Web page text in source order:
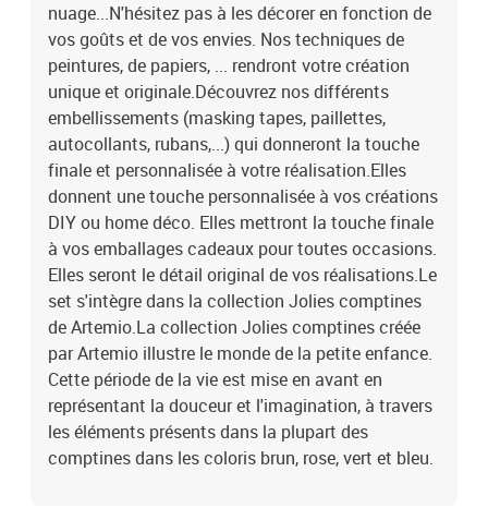
nuage...N'hésitez pas à les décorer en fonction de
vos goûts et de vos envies. Nos techniques de
peintures, de papiers, ... rendront votre création
unique et originale.Découvrez nos différents
embellissements (masking tapes, paillettes,
autocollants, rubans,...) qui donneront la touche
finale et personnalisée à votre réalisation.Elles
donnent une touche personnalisée à vos créations
DIY ou home déco. Elles mettront la touche finale
à vos emballages cadeaux pour toutes occasions.
Elles seront le détail original de vos réalisations.Le
set s'intègre dans la collection Jolies comptines
de Artemio.La collection Jolies comptines créée
par Artemio illustre le monde de la petite enfance.
Cette période de la vie est mise en avant en
représentant la douceur et l'imagination, à travers
les éléments présents dans la plupart des
comptines dans les coloris brun, rose, vert et bleu.